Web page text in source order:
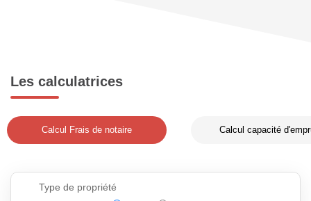
Les calculatrices
Calcul Frais de notaire Calcul capacité